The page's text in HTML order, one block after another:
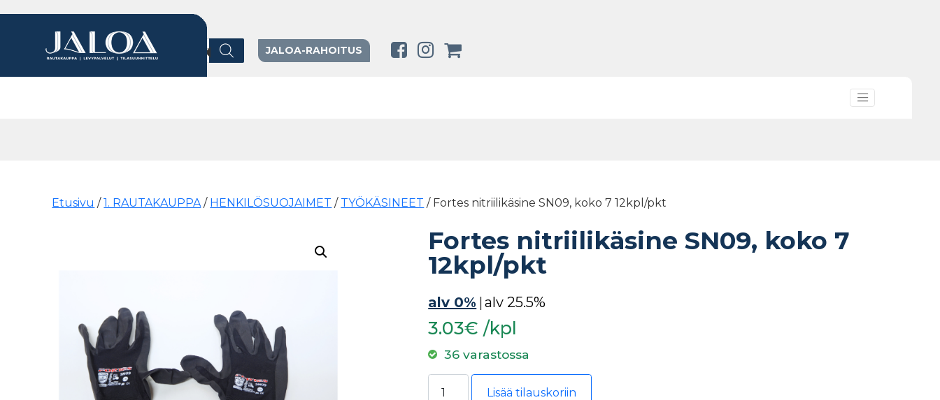
Products search
JALOA-RAHOITUS
Etusivu /1. RAUTAKAUPPA / HENKILÖSUOJAIMET / TYÖKÄSINEET / Fortes nitriilikäsine SN09, koko 7 12kpl/pkt
Fortes nitriilikäsine SN09, koko 7
12kpl/pkt
alv 0% |alv 25.5%
3.03€ /kpl
36 varastossa
Fortes nitriilikäsine SN09, koko 7 12kpl/pkt määrä
Lisää tilauskoriin